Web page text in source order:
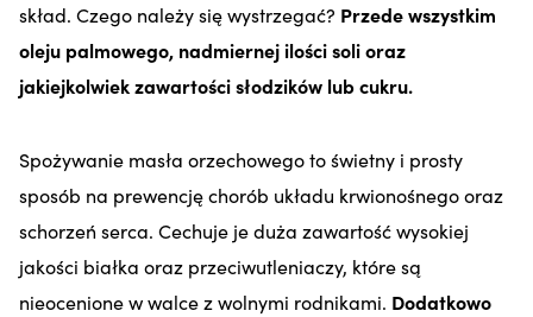
skład. Czego należy się wystrzegać? Przede wszystkim
oleju palmowego, nadmiernej ilości soli oraz
jakiejkolwiek zawartości słodzików lub cukru.
Spożywanie masła orzechowego to świetny i prosty
sposób na prewencję chorób układu krwionośnego oraz
schorzeń serca. Cechuje je duża zawartość wysokiej
jakości białka oraz przeciwutleniaczy, które są
nieocenione w walce z wolnymi rodnikami. Dodatkowo